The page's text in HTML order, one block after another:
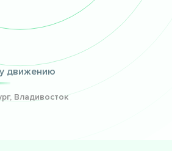
движению
Владивосток